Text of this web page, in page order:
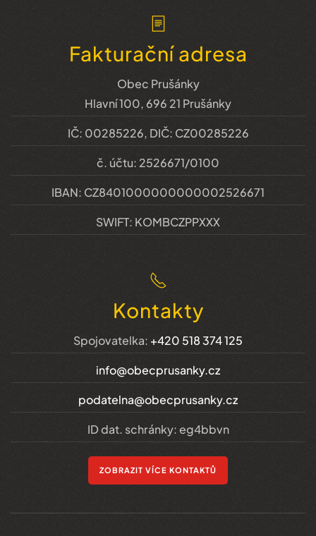
Fakturační adresa
Obec Prušánky
Hlavní 100, 696 21 Prušánky
IČ: 00285226, DIČ: CZ00285226
č. účtu: 2526671/0100
IBAN: CZ8401000000000002526671
SWIFT: KOMBCZPPXXX
Kontakty
Spojovatelka: +420 518 374 125
info@obecprusanky.cz
podatelna@obecprusanky.cz
ID dat. schránky: eg4bbvn
ZOBRAZIT VÍCE KONTAKTŮ